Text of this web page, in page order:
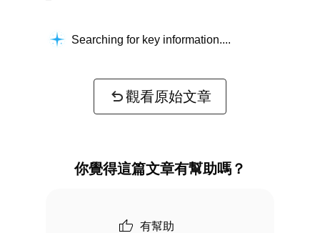
Searching for key information...
觀看原始文章
你覺得這篇文章有幫助嗎？
有幫助